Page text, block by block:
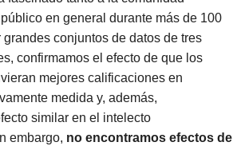
en general durante más de 100
conjuntos de datos de tres
confirmamos el efecto de que los
mejores calificaciones en
medida y, además,
similar en el intelecto
embargo, no encontramos efectos de